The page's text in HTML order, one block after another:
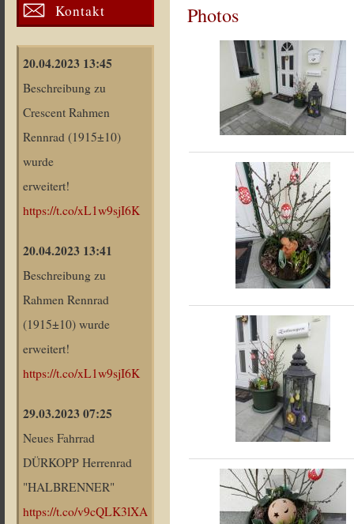
Kontakt
20.04.2023 13:45
Beschreibung zu
Crescent Rahmen
Rennrad (1915±10)
wurde
erweitert!
https://t.co/xL1w9sjI6K
20.04.2023 13:41
Beschreibung zu
Rahmen Rennrad
(1915±10) wurde
erweitert!
https://t.co/xL1w9sjI6K
29.03.2023 07:25
Neues Fahrrad
DÜRKOPP Herrenrad
"HALBRENNER"
https://t.co/v9cQLK3lXA
Photos